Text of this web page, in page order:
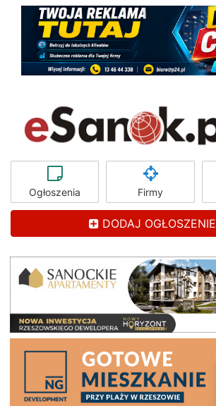
Ogłoszenia Firmy
DODAJ OGŁOSZENIE